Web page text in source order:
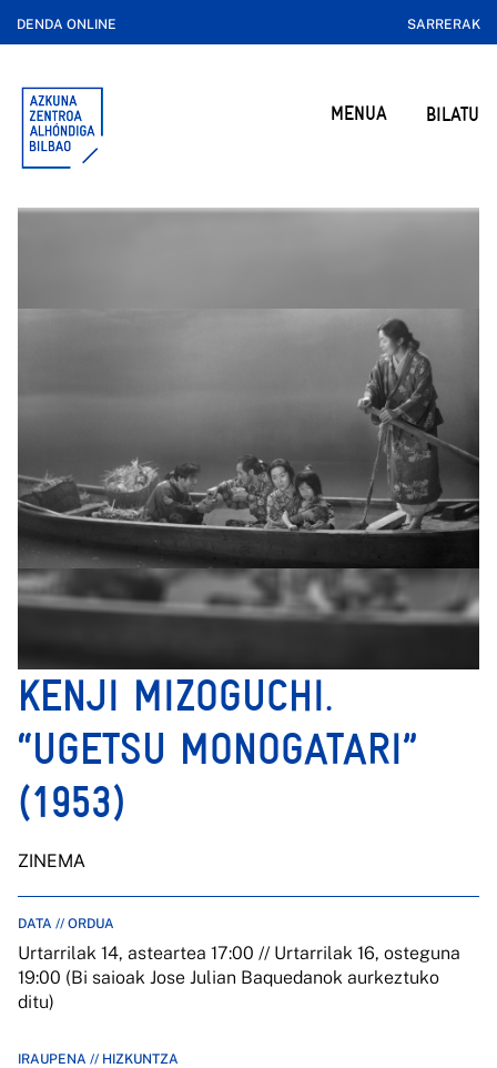
DENDA ONLINE SARRERAK
MENUA BILATU
KENJI MIZOGUCHI.
“UGETSU MONOGATARI”
(1953)
ZINEMA
DATA // ORDUA
Urtarrilak 14, asteartea 17:00 // Urtarrilak 16, osteguna
19:00 (Bi saioak Jose Julian Baquedanok aurkeztuko
ditu)
IRAUPENA // HIZKUNTZA